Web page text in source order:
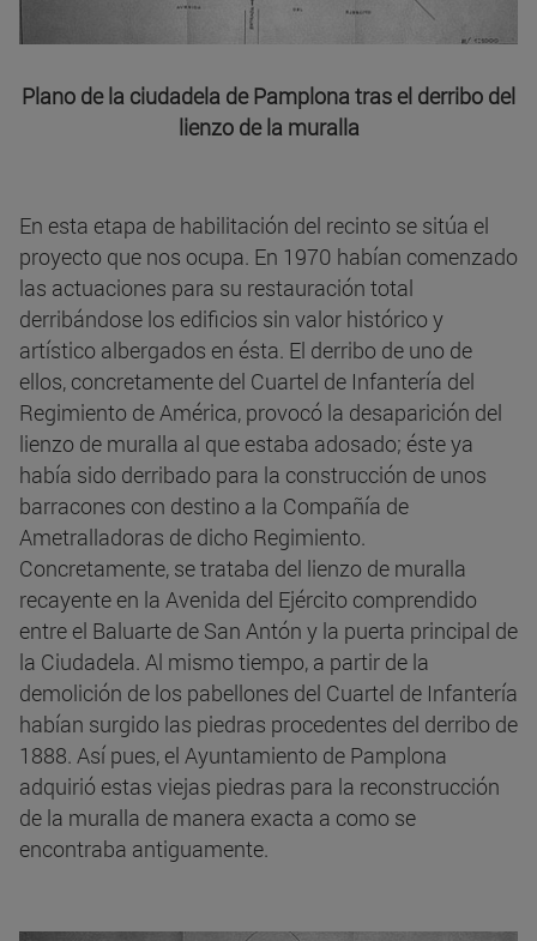
Plano de la ciudadela de Pamplona tras el derribo del
lienzo de la muralla
En esta etapa de habilitación del recinto se sitúa el
proyecto que nos ocupa. En 1970 habían comenzado
las actuaciones para su restauración total
derribándose los edificios sin valor histórico y
artístico albergados en ésta. El derribo de uno de
ellos, concretamente del Cuartel de Infantería del
Regimiento de América, provocó la desaparición del
lienzo de muralla al que estaba adosado; éste ya
había sido derribado para la construcción de unos
barracones con destino a la Compañía de
Ametralladoras de dicho Regimiento.
Concretamente, se trataba del lienzo de muralla
recayente en la Avenida del Ejército comprendido
entre el Baluarte de San Antón y la puerta principal de
la Ciudadela. Al mismo tiempo, a partir de la
demolición de los pabellones del Cuartel de Infantería
habían surgido las piedras procedentes del derribo de
1888. Así pues, el Ayuntamiento de Pamplona
adquirió estas viejas piedras para la reconstrucción
de la muralla de manera exacta a como se
encontraba antiguamente.